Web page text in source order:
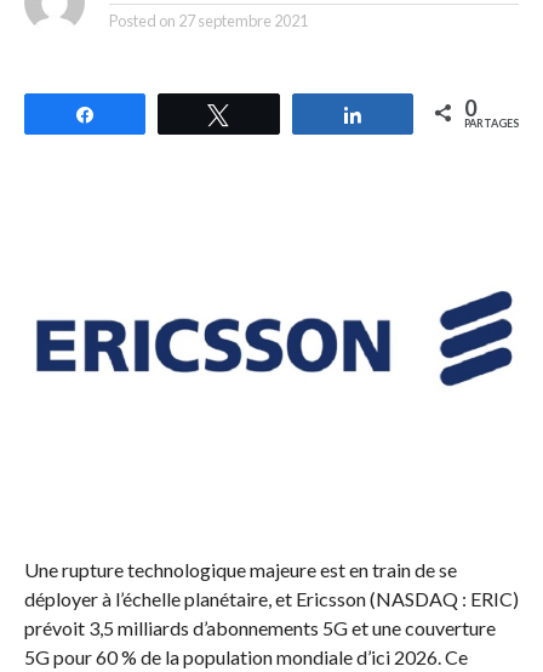
Posted on 27 septembre 2021
Partagez 0
PARTAGES
Une rupture technologique majeure est en train de se
déployer à l’échelle planétaire, et Ericsson (NASDAQ : ERIC)
prévoit 3,5 milliards d’abonnements 5G et une couverture
5G pour 60 % de la population mondiale d’ici 2026. Ce